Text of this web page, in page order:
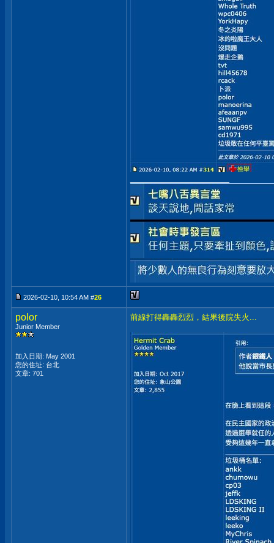
2026-02-10, 10:54 AM #26
polor
Junior Member
加入日期: May 2001
您的住址: 台北
文章: 701
前線打得轟轟烈烈，結果後院失火...